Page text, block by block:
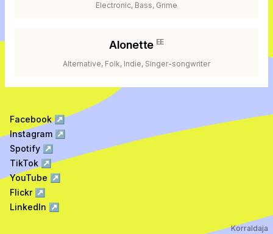
Electronic, Bass, Grime
Alonette EE
Alternative, Folk, Indie, Singer-songwriter
Facebook↗
Instagram ↗
Spotify ↗
TikTok ↗
YouTube ↗
Flickr↗
LinkedIn ↗
Korraldaja